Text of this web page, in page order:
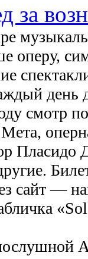
за
оперу,
день
смотр
Пласидо
сайт —